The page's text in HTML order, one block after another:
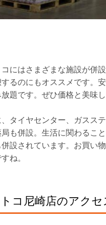
コにはさまざまな施設が併
するのにもオススメです。
題です。ぜひ価格と美味
、タイヤセンター、ガスス
も併設。生活に関わるこ
併設されています。お買い
ね。
コ尼崎店のアクセ